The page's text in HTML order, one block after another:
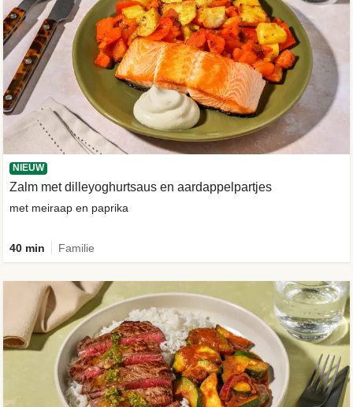
NIEUW
Zalm met dilleyoghurtsaus en aardappelpartjes
met meiraap en paprika
40 min Familie